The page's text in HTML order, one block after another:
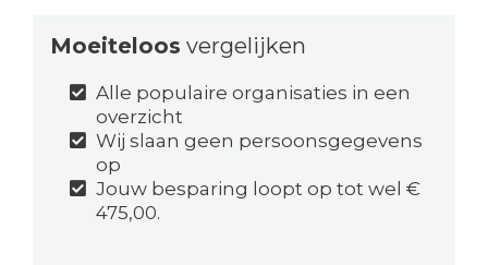
Moeiteloos vergelijken
Alle populaire organisaties in een
overzicht
Wij slaan geen persoonsgegevens
op
Jouw besparing loopt op tot wel €
475,00.